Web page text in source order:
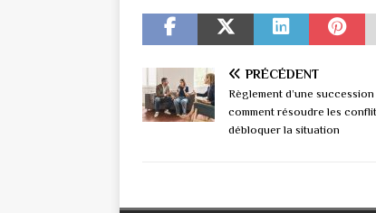
PRÉCÉDENT
Règlement d’une
comment résoudre les
débloquer la situation